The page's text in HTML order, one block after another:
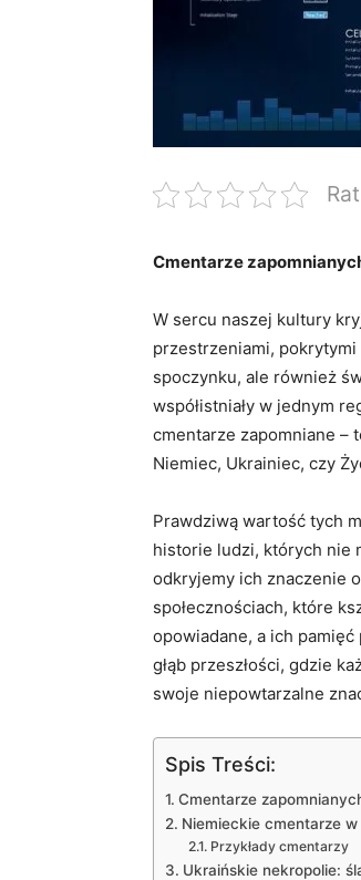
Cmentarze
W sercu naszej kultury
przestrzeniami,
spoczynku, ale również
współistniały w jednym
cmentarze zapomniane –
Niemiec, Ukrainiec, czy
Prawdziwą wartość tych
historie ludzi, których nie
odkryjemy ich znaczenie
społecznościach, które
opowiadane, a ich
głąb przeszłości, gdzie
swoje niepowtarzalne
Spis Treści:
Cmentarze
Niemieckie cmentarze
Przykłady cmentarzy
Ukraińskie nekropolie: